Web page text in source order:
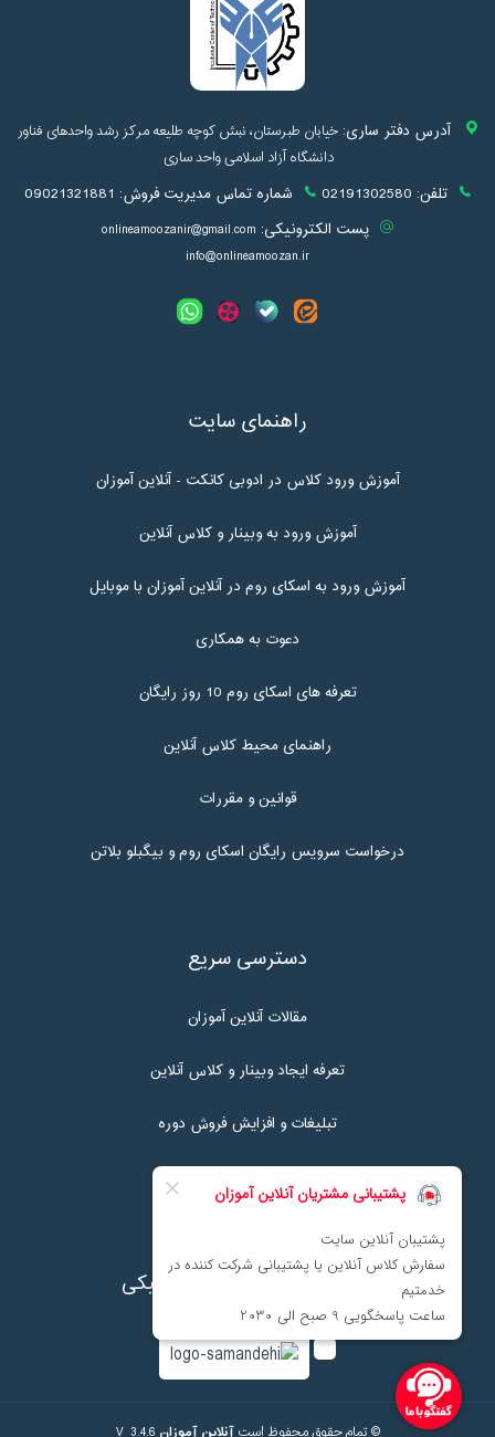
آدرس دفتر ساری:خیابان طبرستان، نبش کوچه طلیعه مرکز رشد واحدهای فناور
دانشگاه آزاد اسلامی واحد ساری
تلفن: 02191302580 شماره تماس مدیریت فروش: 09021321881
پست الکترونیکی: onlineamoozanir@gmail.com
info@onlineamoozan.ir
راهنمای سایت
آموزش ورود کلاس در ادوبی کانکت - آنلاین آموزان
آموزش ورود به وبینار و کلاس آنلاین
آموزش ورود به اسکای روم در آنلاین آموزان با موبایل
دعوت به همکاری
تعرفه های اسکای روم 10 روز رایگان
راهنمای محیط کلاس آنلاین
قوانین و مقررات
درخواست سرویس رایگان اسکای روم و بیگبلو بلاتن
دسترسی سریع
مقالات آنلاین آموزان
تعرفه ایجاد وبینار و کلاس آنلاین
تبلیغات و افزایش فروش دوره
نماد اعتماد پرداخت الکترونیکی